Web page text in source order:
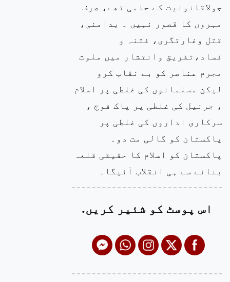
جولاقانونیت کے حامی تھے، صرف
مہروں کا قصور نہیں ۔ بدامنی،
قتل وغارتگری، فتنہ و
فساد،تفریق وانتشار میں ملوث
مجرم عناصر کو بے نقاب کرو
لیکن مسلمانوں کی غلطی پر اسلام
، جرنیل کی غلطی پر پاک فوج ،
سرکاری اداروں کی غلطی پر
پاکستان کو گالی مت دو۔
پاکستان کو اسلام کا حقیقی قلعہ
بنانے سے ہی انقلاب آئیگا۔
اس پوسٹ کو شئیر کریں.